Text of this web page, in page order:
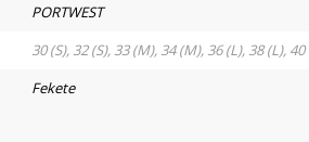
PORTWEST
30 (S), 32 (S), 33 (M), 34 (M), 36 (L), 38 (L),
Fekete